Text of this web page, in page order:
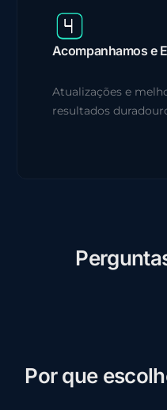
Acompanhamos e
Atualizações e
resultados
Pergunta
Por que escolh